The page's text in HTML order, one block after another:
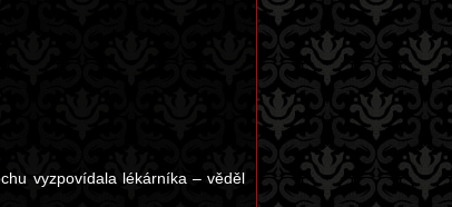
vyzpovídala lékárníka – věděl